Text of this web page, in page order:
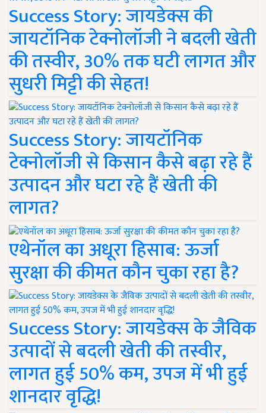
Success Story: जायडेक्स की
जायटॉनिक टेक्नोलॉजी ने बदली खेती
की तस्वीर, 30% तक घटी लागत और
सुधरी मिट्टी की सेहत!
Success Story: जायटॉनिक
टेक्नोलॉजी से किसान कैसे बढ़ा रहे हैं
उत्पादन और घटा रहे हैं खेती की
लागत?
एथेनॉल का अधूरा हिसाब: ऊर्जा
सुरक्षा की कीमत कौन चुका रहा है?
Success Story: जायडेक्स के जैविक
उत्पादों से बदली खेती की तस्वीर,
लागत हुई 50% कम, उपज में भी हुई
शानदार वृद्धि!